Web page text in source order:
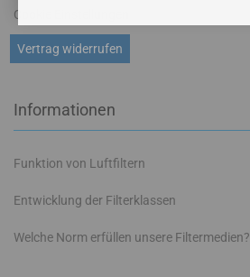
Vertrag widerrufen
Cookie Einstellungen
Informationen
Funktion von Luftfiltern
Entwicklung der Filterklassen
Welche Norm erfüllen unsere Filtermedien?